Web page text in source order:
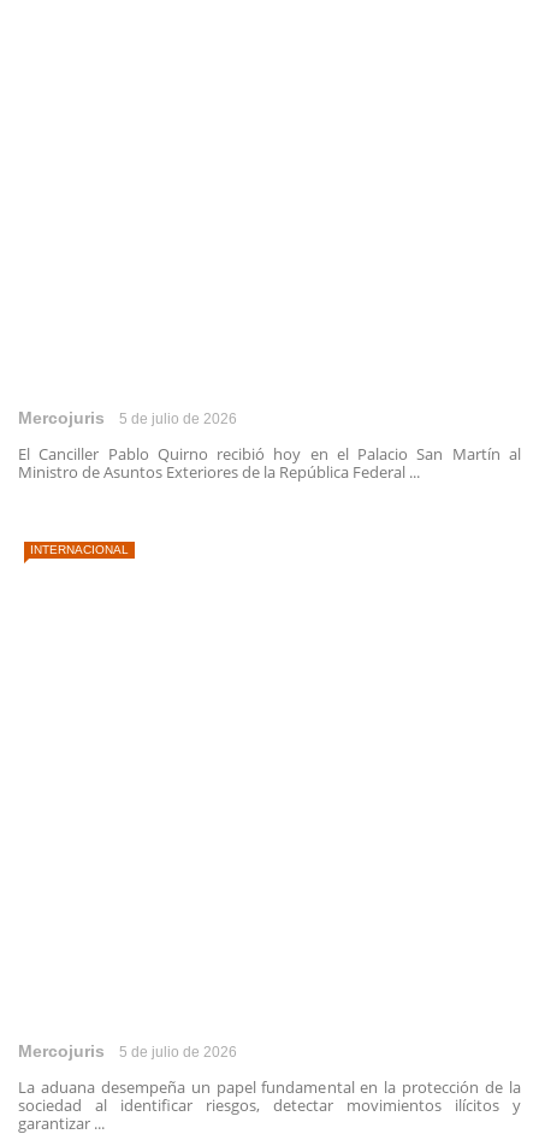
Mercojuris 5 de julio de 2026
El Canciller Pablo Quirno recibió hoy en el Palacio San Martín al
Ministro de Asuntos Exteriores de la República Federal ...
INTERNACIONAL
Mercojuris 5 de julio de 2026
La aduana desempeña un papel fundamental en la protección de la
sociedad al identificar riesgos, detectar movimientos ilícitos y
garantizar ...